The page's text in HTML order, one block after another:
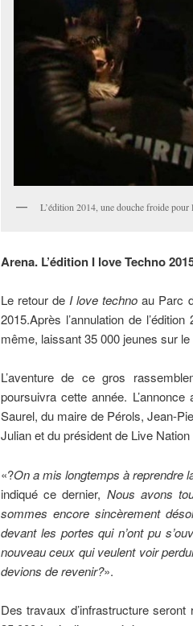
L’édition 2014, une douche froide pour
Arena. L’édition I love Techno
Le retour de I love techno au Parc
2015.Après l’annulation de
même, laissant 35 000 jeunes sur le
L’aventure de ce gros
poursuivra cette année.
Saurel, du maire de Pérols, Jean-
Julian et du président de Live
«?On a mis longtemps à reprendre
indiqué ce dernier, Nous avons
sommes encore sincèrement
devant les portes qui n’ont pu
nouveau ceux qui veulent voir
devions de revenir?».
Des travaux d’infrastructure